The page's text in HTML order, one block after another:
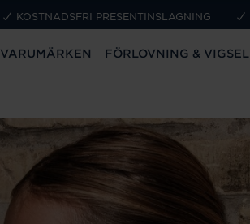
KOSTNADSFRI PRESENTINSLAGNING
VARUMÄRKEN FÖRLOVNING & VIGSEL